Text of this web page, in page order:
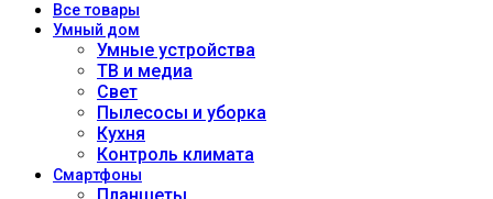
Всетовары
Умный дом
Умные устройства
ТВ и медиа
Свет
Пылесосы и уборка
Кухня
Контроль климата
Смартфоны